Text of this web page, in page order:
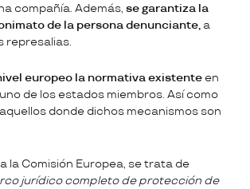
compañía. Además, se garantiza la
de la persona denunciante, a
represalias.
europeo la normativa existente en
de los estados miembros. Así como
donde dichos mecanismos son
la Comisión Europea, se trata de
jurídico completo de protección de